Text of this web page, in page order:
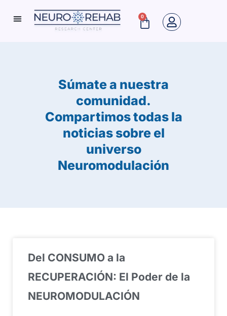
0
Cart
Súmate a nuestra
comunidad.
Compartimos todas la
noticias sobre el
universo
Neuromodulación
Del CONSUMO a la
RECUPERACIÓN: El Poder de la
NEUROMODULACIÓN